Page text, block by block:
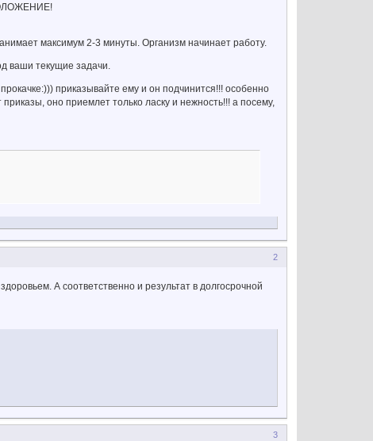
максимум 2-3 минуты. Организм начинает работу.
ваши текущие задачи.
приказывайте ему и он подчинится!!! особенно
оно приемлет только ласку и нежность!!! а посему,
2
А соответственно и результат в долгосрочной
3